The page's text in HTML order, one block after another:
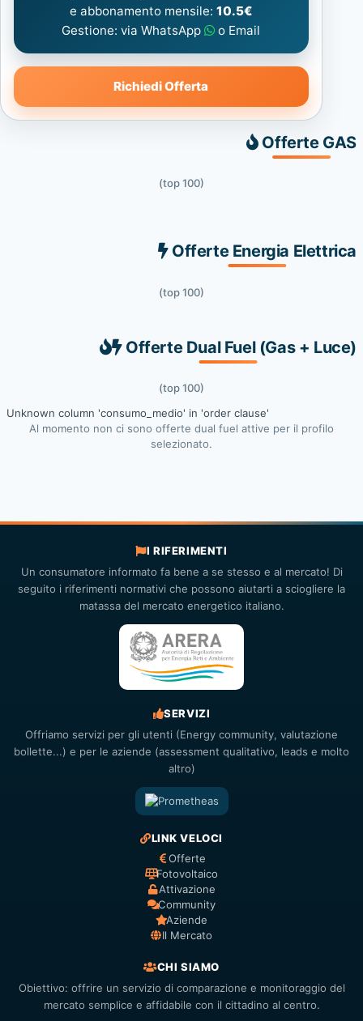
e abbonamento mensile: 10.5€
Gestione: via WhatsApp
o Email
Richiedi Offerta
Offerte GAS
(top 100)
Offerte Energia Elettrica
(top 100)
Offerte Dual Fuel (Gas + Luce)
(top 100)
Unknown column 'consumo_medio' in 'order clause'
Al momento non ci sono offerte dual fuel attive per il profilo
selezionato.
I RIFERIMENTI
Un consumatore informato fa bene a se stesso e al mercato! Di
seguito i riferimenti normativi che possono aiutarti a sciogliere la
matassa del mercato energetico italiano.
SERVIZI
Offriamo servizi per gli utenti (Energy community, valutazione
bollette...) e per le aziende (assessment qualitativo, leads e molto
altro)
LINK VELOCI
Offerte
Fotovoltaico
Attivazione
Community
Aziende
Il Mercato
CHI SIAMO
Obiettivo: offrire un servizio di comparazione e monitoraggio del
mercato semplice e affidabile con il cittadino al centro.